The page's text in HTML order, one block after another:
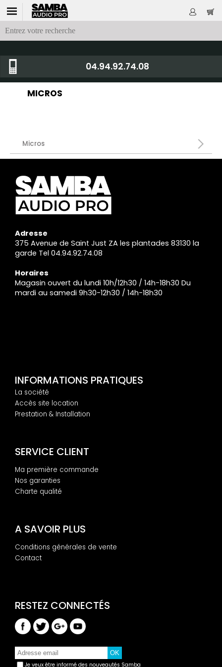
04.94.92.74.08
MICROS
Micros
Adresse
375 Avenue de Saint Just ZA les plantades 83130 la
garde Tel 04.94.92.74.08
Horaires
Magasin ouvert du lundi 10h/12h30 / 14h-18h30 Du
mardi au samedi 9h30-12h30 / 14h-18h30
INFORMATIONS PRATIQUES
La société
Accès site location
Prestation & Installation
SERVICE CLIENT
Ma première commande
Nos garanties
Charte qualité
A SAVOIR PLUS
Conditions générales de vente
Contact
Je veux être informé des nouveautés Samba